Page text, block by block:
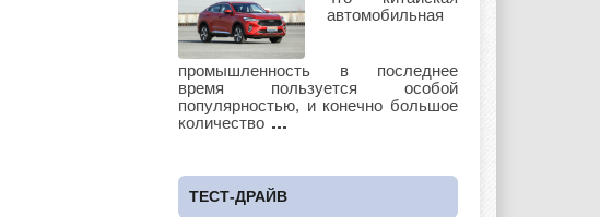
Lotus Lincoln
автомобильная
промышленность в последнее
время пользуется особой
популярностью, и конечно большое
количество
ТЕСТ-ДРАЙВ